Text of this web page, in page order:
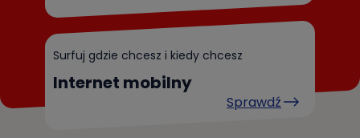
Surfuj gdzie chcesz i kiedy chcesz
Internet mobilny
Sprawdź